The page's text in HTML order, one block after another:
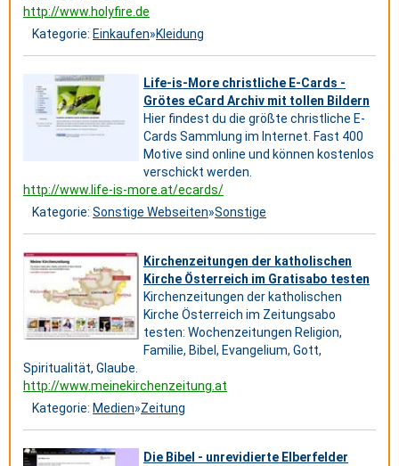
http://www.holyfire.de
Kategorie: Einkaufen»Kleidung
Life-is-More christliche E-Cards -
Grötes eCard Archiv mit tollen Bildern
Hier findest du die größte christliche E-
Cards Sammlung im Internet. Fast 400
Motive sind online und können kostenlos
verschickt werden.
http://www.life-is-more.at/ecards/
Kategorie: Sonstige Webseiten»Sonstige
Kirchenzeitungen der katholischen
Kirche Österreich im Gratisabo testen
Kirchenzeitungen der katholischen
Kirche Österreich im Zeitungsabo
testen: Wochenzeitungen Religion,
Familie, Bibel, Evangelium, Gott,
Spiritualität, Glaube.
http://www.meinekirchenzeitung.at
Kategorie: Medien»Zeitung
Die Bibel - unrevidierte Elberfelder